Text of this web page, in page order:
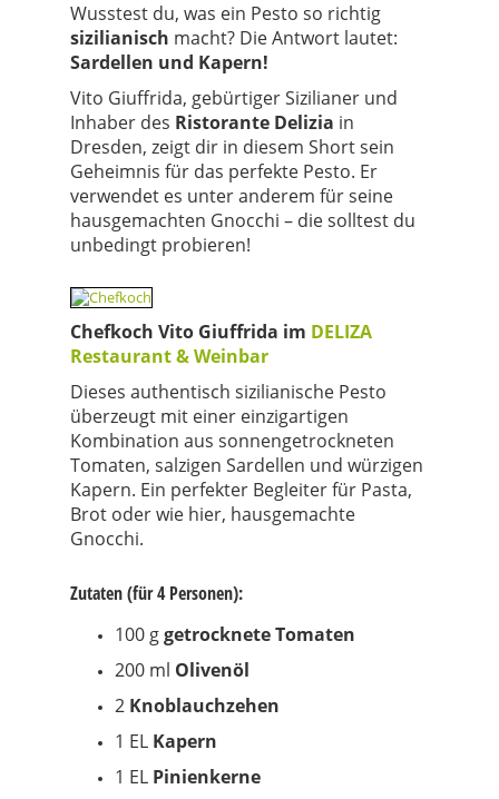
Wusstest du, was ein Pesto so richtig
sizilianisch macht? Die Antwort lautet:
Sardellen und Kapern!
Vito Giuffrida, gebürtiger Sizilianer und
Inhaber des Ristorante Delizia in
Dresden, zeigt dir in diesem Short sein
Geheimnis für das perfekte Pesto. Er
verwendet es unter anderem für seine
hausgemachten Gnocchi – die solltest du
unbedingt probieren!
Chefkoch Vito Giuffrida im DELIZA
Restaurant & Weinbar
Dieses authentisch sizilianische Pesto
überzeugt mit einer einzigartigen
Kombination aus sonnengetrockneten
Tomaten, salzigen Sardellen und würzigen
Kapern. Ein perfekter Begleiter für Pasta,
Brot oder wie hier, hausgemachte
Gnocchi.
Zutaten (für 4 Personen):
100 ggetrocknete Tomaten
200 ml Olivenöl
2 Knoblauchzehen
1 EL Kapern
1 EL Pinienkerne